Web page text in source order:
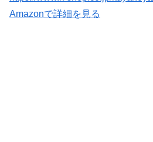
Amazonで詳細を見る